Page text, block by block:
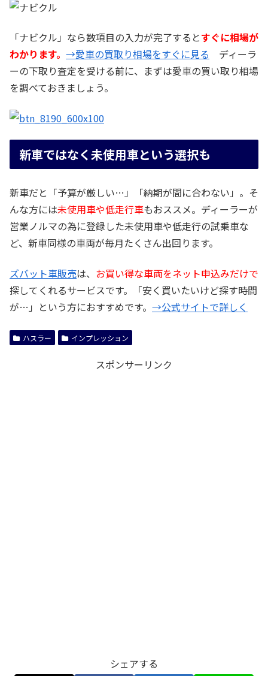
「ナビクル」なら数項目の入力が完了するとすぐに相場が
わかります。 →愛車の買取り相場をすぐに見る ディーラ
ーの下取り査定を受ける前に、まずは愛車の買い取り相場
を調べておきましょう。
新車ではなく未使用車という選択も
新車だと「予算が厳しい…」「納期が間に合わない」。そ
んな方には未使用車や低走行車もおススメ。ディーラーが
営業ノルマの為に登録した未使用車や低走行の試乗車な
ど、新車同様の車両が毎月たくさん出回ります。
ズバット車販売は、 お買い得な車両をネット申込みだけで
探してくれるサービスです。「安く買いたいけど探す時間
が…」という方におすすめです。 →公式サイトで詳しく
ハスラー インプレッション
スポンサーリンク
シェアする